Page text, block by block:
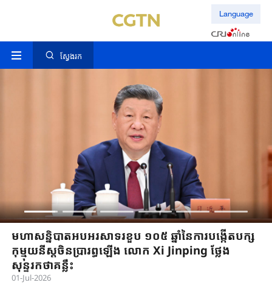
Language
ស្វែងរក
លោក Xi Jinping អញ្ជើញបំពាក់គ្រឿង
ឥស្សរិយយសជូន​អ្នកដែលទទួលបាន« មេដាយ ១
កក្កដា »
01-Jul-2026